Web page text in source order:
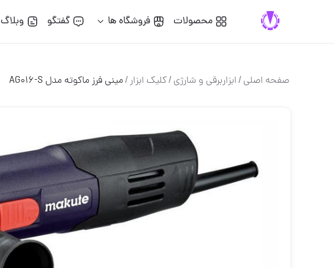
محصولات فروشگاه ها گفتگو وبلاگ
صفحه اصلی/ابزاربرقی و شارژی/کلیک ابزار/مینی فرز ماکوته مدل AG016-S